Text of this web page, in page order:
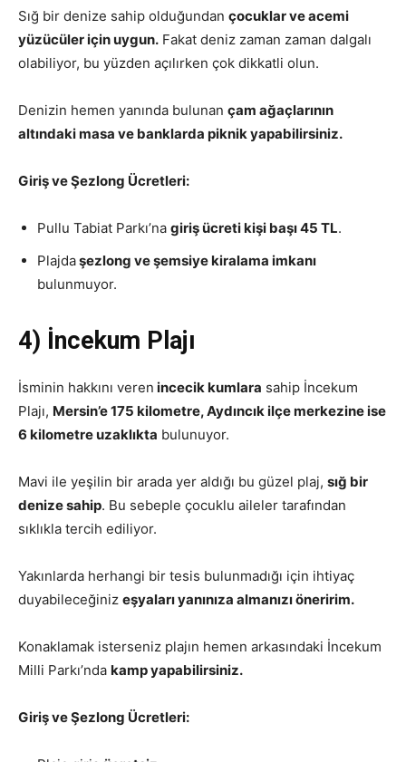
Sığ bir denize sahip olduğundan çocuklar ve acemi
yüzücüler için uygun. Fakat deniz zaman zaman dalgalı
olabiliyor, bu yüzden açılırken çok dikkatli olun.
Denizin hemen yanında bulunan çam ağaçlarının
altındaki masa ve banklarda piknik yapabilirsiniz.
Giriş ve Şezlong Ücretleri:
Pullu Tabiat Parkı’na giriş ücreti kişi başı 45 TL.
Plajdaşezlong ve şemsiye kiralama imkanı
bulunmuyor.
4) İncekum Plajı
İsminin hakkını veren incecik kumlara sahip İncekum
Plajı, Mersin’e 175 kilometre, Aydıncık ilçe merkezine ise
6 kilometre uzaklıkta bulunuyor.
Mavi ile yeşilin bir arada yer aldığı bu güzel plaj, sığ bir
denize sahip. Bu sebeple çocuklu aileler tarafından
sıklıkla tercih ediliyor.
Yakınlarda herhangi bir tesis bulunmadığı için ihtiyaç
duyabileceğiniz eşyaları yanınıza almanızı öneririm.
Konaklamak isterseniz plajın hemen arkasındaki İncekum
Milli Parkı’nda kamp yapabilirsiniz.
Giriş ve Şezlong Ücretleri: